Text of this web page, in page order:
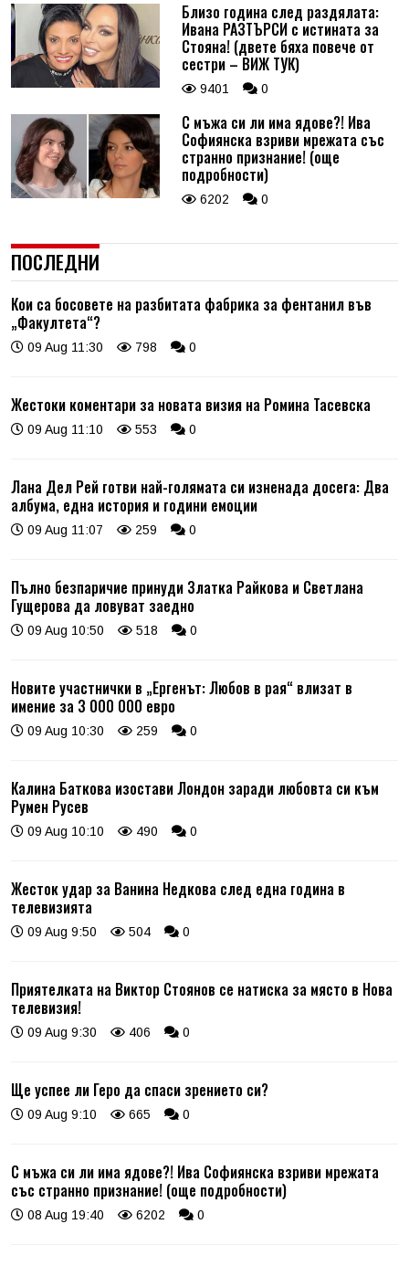
Близо година след раздялата:
Ивана РАЗТЪРСИ с истината за
Стояна! (двете бяха повече от
сестри – ВИЖ ТУК)
9401 0
С мъжа си ли има ядове?! Ива
Софиянска взриви мрежата със
странно признание! (още
подробности)
6202 0
ПОСЛЕДНИ
Кои са босовете на разбитата фабрика за фентанил във
„Факултета“?
09 Aug 11:30 798 0
Жестоки коментари за новата визия на Ромина Тасевска
09 Aug 11:10 553 0
Лана Дел Рей готви най-голямата си изненада досега: Два
албума, една история и години емоции
09 Aug 11:07 259 0
Пълно безпаричие принуди Златка Райкова и Светлана
Гущерова да ловуват заедно
09 Aug 10:50 518 0
Новите участнички в „Ергенът: Любов в рая“ влизат в
имение за 3 000 000 евро
09 Aug 10:30 259 0
Калина Баткова изостави Лондон заради любовта си към
Румен Русев
09 Aug 10:10 490 0
Жесток удар за Ванина Недкова след една година в
телевизията
09 Aug 9:50 504 0
Приятелката на Виктор Стоянов се натиска за място в Нова
телевизия!
09 Aug 9:30 406 0
Ще успее ли Геро да спаси зрението си?
09 Aug 9:10 665 0
С мъжа си ли има ядове?! Ива Софиянска взриви мрежата
със странно признание! (още подробности)
08 Aug 19:40 6202 0